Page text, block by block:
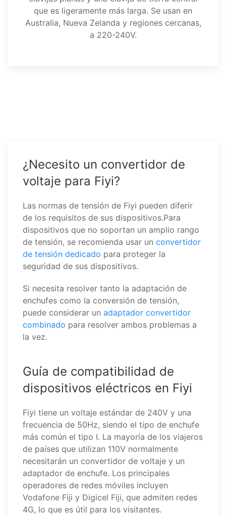
que es ligeramente más larga. Se usan en
Australia, Nueva Zelanda y regiones cercanas,
a 220-240V.
¿Necesito un convertidor de
voltaje para Fiyi?
Las normas de tensión de Fiyi pueden diferir
de los requisitos de sus dispositivos.Para
dispositivos que no soportan un amplio rango
de tensión, se recomienda usar un convertidor
de tensión dedicado para proteger la
seguridad de sus dispositivos.
Si necesita resolver tanto la adaptación de
enchufes como la conversión de tensión,
puede considerar un adaptador convertidor
combinado para resolver ambos problemas a
la vez.
Guía de compatibilidad de
dispositivos eléctricos en Fiyi
Fiyi tiene un voltaje estándar de 240V y una
frecuencia de 50Hz, siendo el tipo de enchufe
más común el tipo I. La mayoría de los viajeros
de países que utilizan 110V normalmente
necesitarán un convertidor de voltaje y un
adaptador de enchufe. Los principales
operadores de redes móviles incluyen
Vodafone Fiji y Digicel Fiji, que admiten redes
4G, lo que es útil para los visitantes.